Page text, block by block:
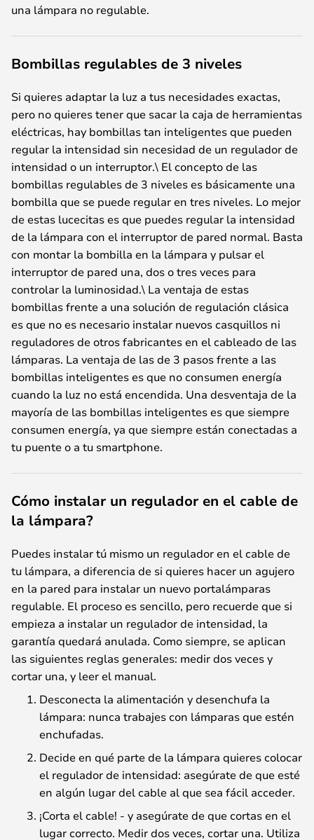
una lámpara no regulable.
Bombillas regulables de 3 niveles
Si quieres adaptar la luz a tus necesidades exactas,
pero no quieres tener que sacar la caja de herramientas
eléctricas, hay bombillas tan inteligentes que pueden
regular la intensidad sin necesidad de un regulador de
intensidad o un interruptor.\ El concepto de las
bombillas regulables de 3 niveles es básicamente una
bombilla que se puede regular en tres niveles. Lo mejor
de estas lucecitas es que puedes regular la intensidad
de la lámpara con el interruptor de pared normal. Basta
con montar la bombilla en la lámpara y pulsar el
interruptor de pared una, dos o tres veces para
controlar la luminosidad.\ La ventaja de estas
bombillas frente a una solución de regulación clásica
es que no es necesario instalar nuevos casquillos ni
reguladores de otros fabricantes en el cableado de las
lámparas. La ventaja de las de 3 pasos frente a las
bombillas inteligentes es que no consumen energía
cuando la luz no está encendida. Una desventaja de la
mayoría de las bombillas inteligentes es que siempre
consumen energía, ya que siempre están conectadas a
tu puente o a tu smartphone.
Cómo instalar un regulador en el cable de
la lámpara?
Puedes instalar tú mismo un regulador en el cable de
tu lámpara, a diferencia de si quieres hacer un agujero
en la pared para instalar un nuevo portalámparas
regulable. El proceso es sencillo, pero recuerde que si
empieza a instalar un regulador de intensidad, la
garantía quedará anulada. Como siempre, se aplican
las siguientes reglas generales: medir dos veces y
cortar una, y leer el manual.
Desconecta la alimentación y desenchufa la
lámpara: nunca trabajes con lámparas que estén
enchufadas.
Decide en qué parte de la lámpara quieres colocar
el regulador de intensidad: asegúrate de que esté
en algún lugar del cable al que sea fácil acceder.
¡Corta el cable! - y asegúrate de que cortas en el
lugar correcto. Medir dos veces, cortar una. Utiliza